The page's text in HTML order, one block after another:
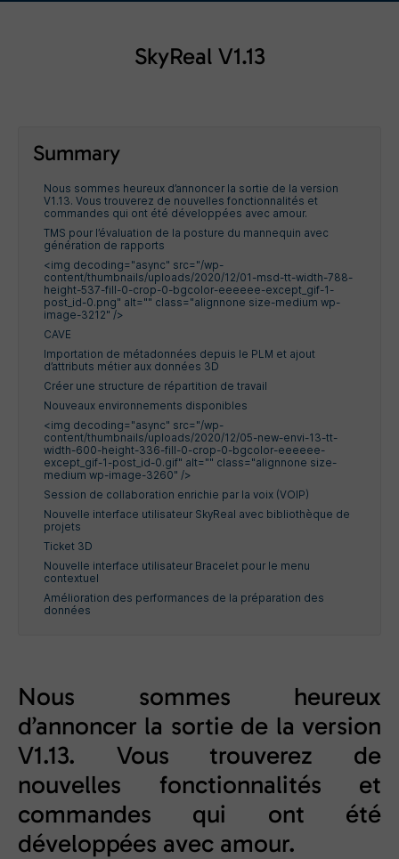
SkyReal V1.13
Summary
Nous sommes heureux d’annoncer la sortie de la version
V1.13. Vous trouverez de nouvelles fonctionnalités et
commandes qui ont été développées avec amour.
TMS pour l’évaluation de la posture du mannequin avec
génération de rapports
<img decoding="async" src="/wp-
content/thumbnails/uploads/2020/12/01-msd-tt-width-788-
height-537-fill-0-crop-0-bgcolor-eeeeee-except_gif-1-
post_id-0.png" alt="" class="alignnone size-medium wp-
image-3212" />
CAVE
Importation de métadonnées depuis le PLM et ajout
d’attributs métier aux données 3D
Créer une structure de répartition de travail
Nouveaux environnements disponibles
<img decoding="async" src="/wp-
content/thumbnails/uploads/2020/12/05-new-envi-13-tt-
width-600-height-336-fill-0-crop-0-bgcolor-eeeeee-
except_gif-1-post_id-0.gif" alt="" class="alignnone size-
medium wp-image-3260" />
Session de collaboration enrichie par la voix (VOIP)
Nouvelle interface utilisateur SkyReal avec bibliothèque de
projets
Ticket 3D
Nouvelle interface utilisateur Bracelet pour le menu
contextuel
Amélioration des performances de la préparation des
données
Nous sommes heureux
d’annoncer la sortie de la version
V1.13. Vous trouverez de
nouvelles fonctionnalités et
commandes qui ont été
développées avec amour.